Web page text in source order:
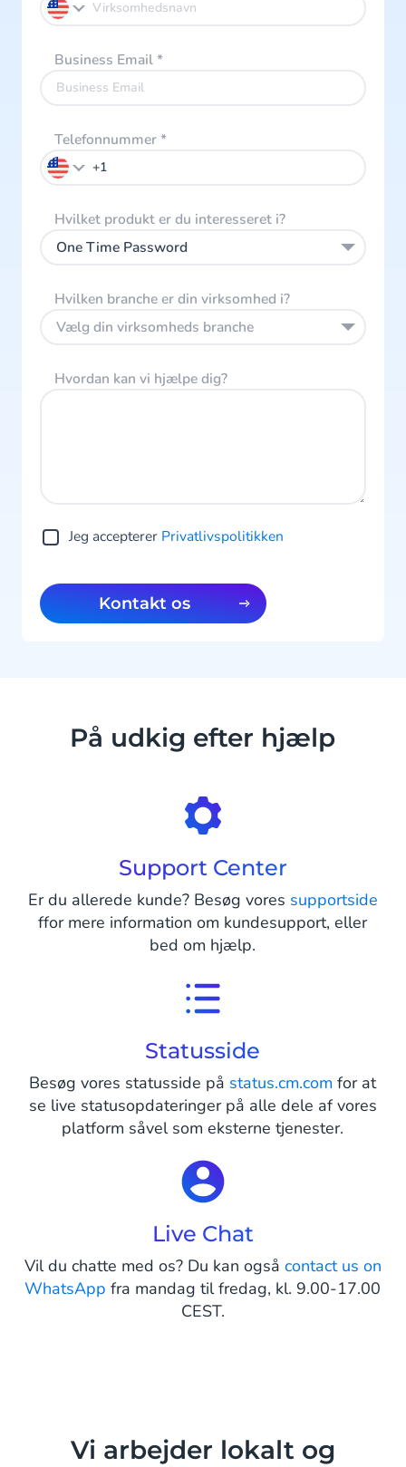
Business Email*
Telefonnummer*
Hvilket produkt er du interesseret i?
One Time Password
Hvilken branche er din virksomhed i?
Vælg din virksomheds branche
Hvordan kan vi hjælpe dig?
Jeg accepterer Privatlivspolitikken
Kontakt os
På udkig efter hjælp
Support Center
Er du allerede kunde? Besøg vores supportside
ffor mere information om kundesupport, eller
bed om hjælp.
Statusside
Besøg vores statusside på status.cm.com for at
se live statusopdateringer på alle dele af vores
platform såvel som eksterne tjenester.
Live Chat
Vil du chatte med os? Du kan også contact us on
WhatsApp fra mandag til fredag, kl. 9.00-17.00
CEST.
Vi arbejder lokalt og